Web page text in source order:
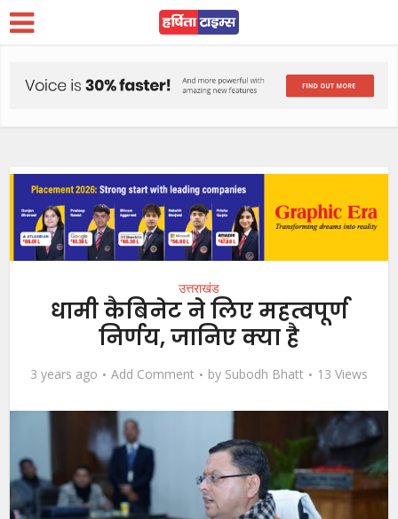
उत्तराखंड
धामी कैबिनेट ने लिए महत्वपूर्ण
निर्णय, जानिए क्या है
3 years ago Add Comment by Subodh Bhatt 13 Views